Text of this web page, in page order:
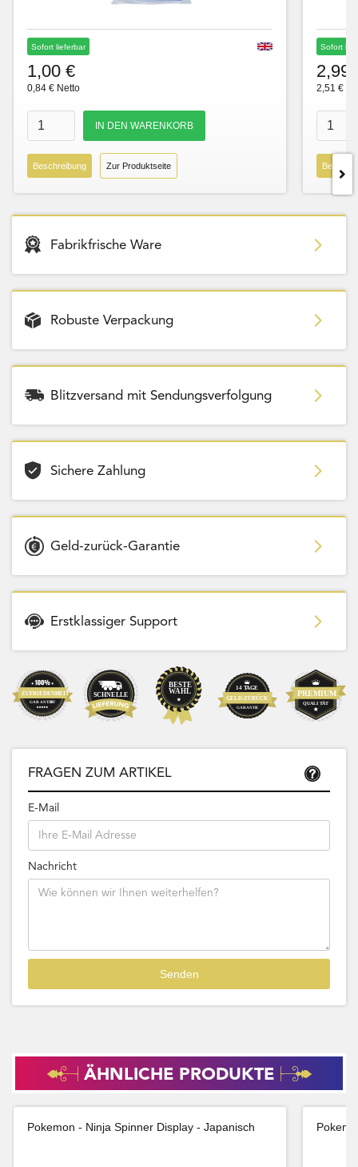
Sofort lieferbar
1,00 €
0,84 € Netto
Beschreibung Zur Produktseite
Sofort
2,99
2,51 €
Fabrikfrische Ware
Robuste Verpackung
Blitzversand mit Sendungsverfolgung
Sichere Zahlung
Geld-zurück-Garantie
Erstklassiger Support
FRAGEN ZUM ARTIKEL
E-Mail
Nachricht
ÄHNLICHE PRODUKTE
Pokemon - Ninja Spinner Display - Japanisch